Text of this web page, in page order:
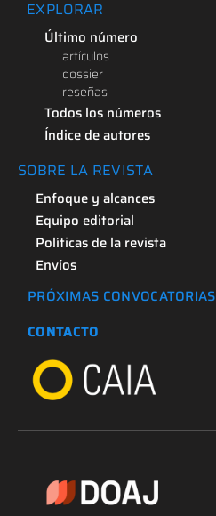
EXPLORAR
Último número
artículos
dossier
reseñas
Todos los números
Índice de autores
SOBRE LA REVISTA
Enfoque y alcances
Equipo editorial
Políticas de la revista
Envíos
PRÓXIMAS CONVOCATORIAS
CONTACTO